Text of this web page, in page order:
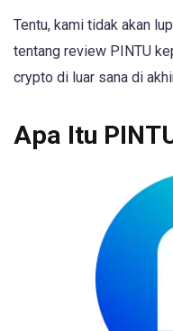
Tentu, kami tidak akan
tentang review PINTU
crypto di luar sana di
Apa Itu